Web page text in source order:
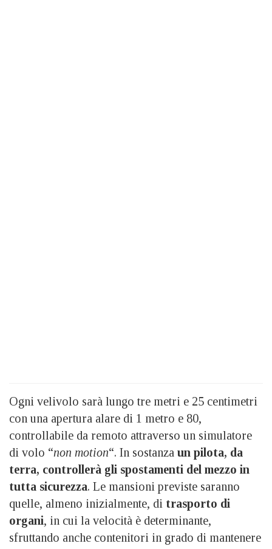
Ogni velivolo sarà lungo tre metri e 25 centimetri
con una apertura alare di 1 metro e 80,
controllabile da remoto attraverso un simulatore
di volo “non motion“. In sostanza un pilota, da
terra, controllerà gli spostamenti del mezzo in
tutta sicurezza. Le mansioni previste saranno
quelle, almeno inizialmente, di trasporto di
organi, in cui la velocità è determinante,
sfruttando anche contenitori in grado di mantenere